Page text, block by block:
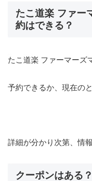
たこ道楽 ファー
約はできる？
たこ道楽 ファーマーズ
予約できるか、現在の
詳細が分かり次第、情
クーポンはある？